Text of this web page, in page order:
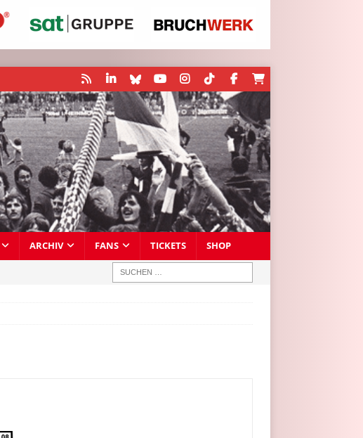
ARCHIV FANS TICKETS SHOP